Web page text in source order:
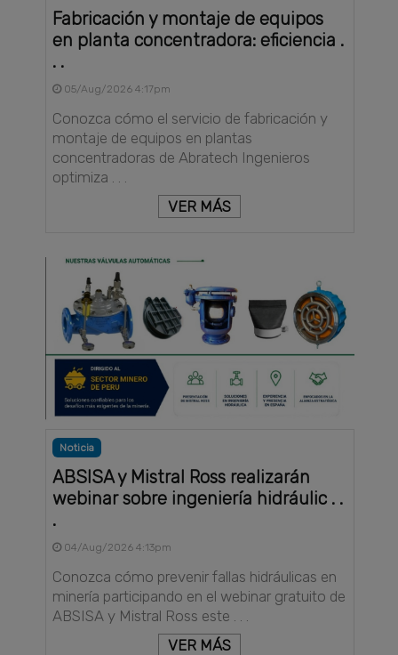
Fabricación y montaje de equipos
en planta concentradora: eficiencia .
. .
05/Aug/2026 4:17pm
Conozca cómo el servicio de fabricación y
montaje de equipos en plantas
concentradoras de Abratech Ingenieros
optimiza . . .
VER MÁS
Noticia
ABSISA y Mistral Ross realizarán
webinar sobre ingeniería hidráulic . .
.
04/Aug/2026 4:13pm
Conozca cómo prevenir fallas hidráulicas en
minería participando en el webinar gratuito de
ABSISA y Mistral Ross este . . .
VER MÁS